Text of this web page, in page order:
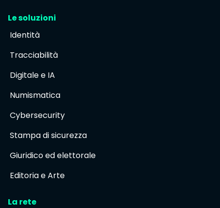
Le soluzioni
Identità
Tracciabilità
Digitale e IA
Numismatica
Cybersecurity
Stampa di sicurezza
Giuridico ed elettorale
Editoria e Arte
La rete